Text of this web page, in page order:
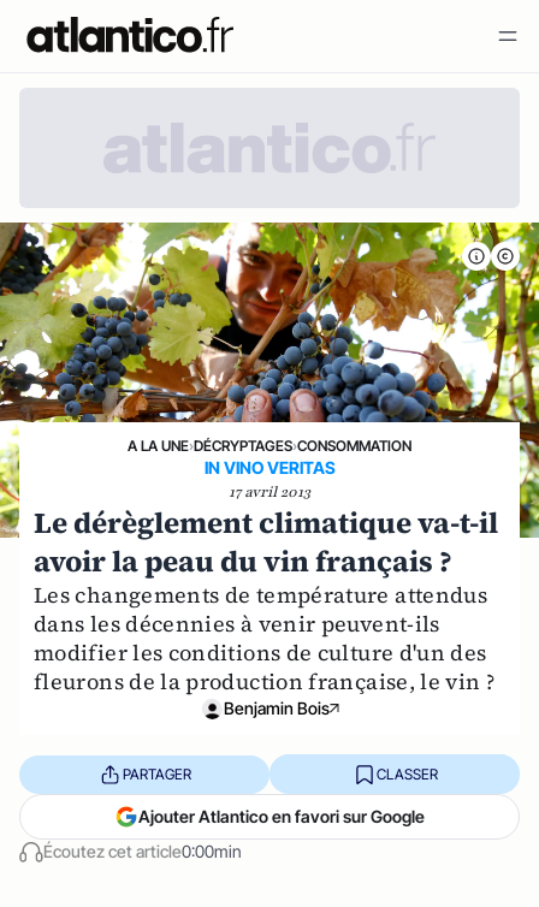
A LA UNE›DÉCRYPTAGES›CONSOMMATION
IN VINO VERITAS
17 avril 2013
Le dérèglement climatique va-t-il
avoir la peau du vin français ?
Les changements de température attendus
dans les décennies à venir peuvent-ils
modifier les conditions de culture d'un des
fleurons de la production française, le vin ?
Benjamin Bois
Écoutez cet article0:00min
PARTAGER CLASSER
Ajouter Atlantico en favori sur Google